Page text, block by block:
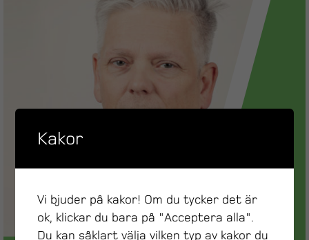
Kakor
Vi bjuder på kakor! Om du tycker det är
ok, klickar du bara på "Acceptera alla".
Du kan såklart välja vilken typ av kakor du